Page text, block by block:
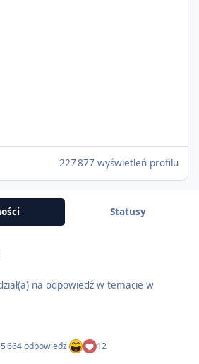
227 877 wyświetleń profilu
Statusy
na odpowiedź w temacie w
664 odpowiedzi 12